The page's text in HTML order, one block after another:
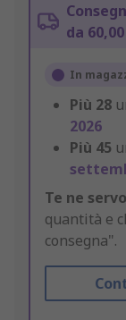
da
In
Più 28
2026
Più 45
Te ne
quantità e
consegna".